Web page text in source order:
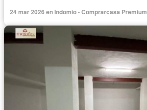
24 mar 2026 en Indomio - Comprarcasa Premium